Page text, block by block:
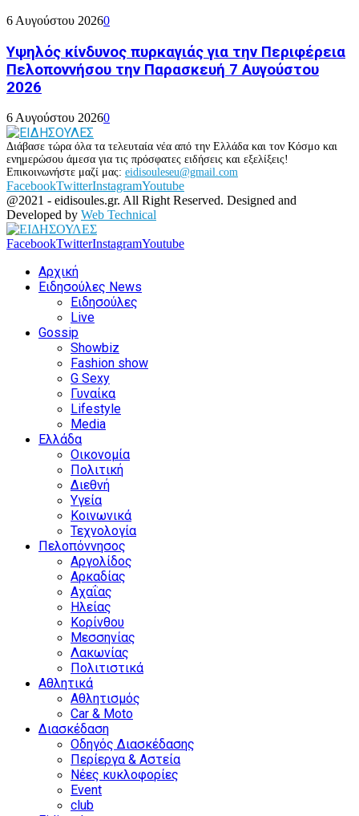
6 Αυγούστου 20260
Υψηλός κίνδυνος πυρκαγιάς για την Περιφέρεια
Πελοποννήσου την Παρασκευή 7 Αυγούστου
2026
6 Αυγούστου 20260
Διάβασε τώρα όλα τα τελευταία νέα από την Ελλάδα και τον Κόσμο και
ενημερώσου άμεσα για τις πρόσφατες ειδήσεις και εξελίξεις!
Επικοινωνήστε μαζί μας: eidisouleseu@gmail.com
FacebookTwitterInstagramYoutube
@2021 - eidisoules.gr. All Right Reserved. Designed and
Developed by Web Technical
FacebookTwitterInstagramYoutube
Αρχική
Ειδησούλες News
Ειδησούλες
Live
Gossip
Showbiz
Fashion show
G Sexy
Γυναίκα
Lifestyle
Media
Ελλάδα
Οικονομία
Πολιτική
Διεθνή
Υγεία
Κοινωνικά
Τεχνολογία
Πελοπόννησος
Αργολίδος
Αρκαδίας
Αχαΐας
Ηλείας
Κορίνθου
Μεσσηνίας
Λακωνίας
Πολιτιστικά
Αθλητικά
Αθλητισμός
Car & Moto
Διασκέδαση
Οδηγός Διασκέδασης
Περίεργα & Αστεία
Νέες κυκλοφορίες
Event
club